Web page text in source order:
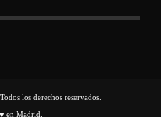
los derechos reservados.
en Madrid.